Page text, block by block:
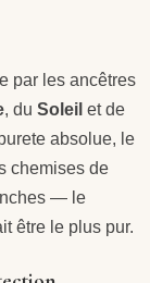
par les ancêtres
, du Soleil et de
absolue, le
chemises de
— le
être le plus pur.